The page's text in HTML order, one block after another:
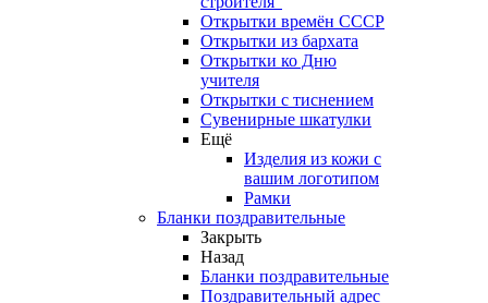
Открытки времён СССР
Открытки из бархата
Открытки ко Дню
учителя
Открытки с тиснением
Сувенирные шкатулки
Ещё
Изделия из кожи с
вашим логотипом
Рамки
Бланки поздравительные
Закрыть
Назад
Бланки поздравительные
Поздравительный адрес